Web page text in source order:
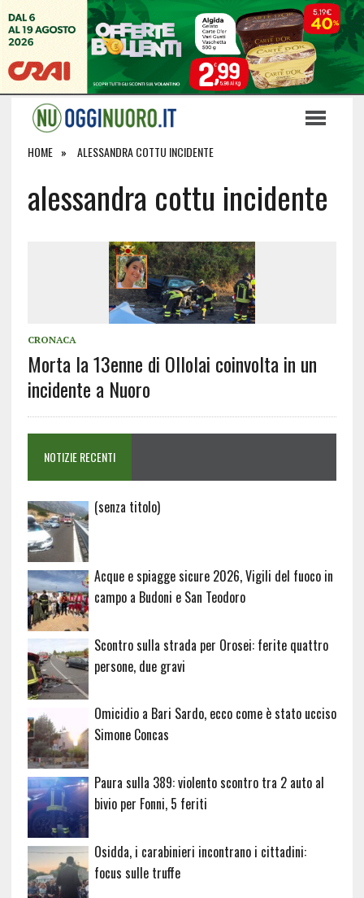
HOME ALESSANDRA COTTU INCIDENTE
alessandra cottu incidente
CRONACA
Morta la 13enne di Ollolai coinvolta in un
incidente a Nuoro
NOTIZIE RECENTI
(senza titolo)Articolo
Acque e spiagge sicure 2026, Vigili del fuoco in
campo a Budoni e San Teodoro
Scontro sulla strada per Orosei: ferite quattro
persone, due gravi
Omicidio a Bari Sardo, ecco come è stato ucciso
Simone Concas
Paura sulla 389: violento scontro tra 2 auto al
bivio per Fonni, 5 feriti
Osidda, i carabinieri incontrano i cittadini:
focus sulle truffe